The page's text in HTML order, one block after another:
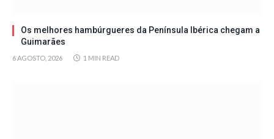
Os melhores hambúrgueres da Península Ibérica chegam a
Guimarães
6 AGOSTO, 2026 1 MIN READ